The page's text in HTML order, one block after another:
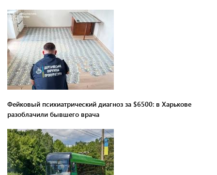
Фейковый психиатрический диагноз за $6500: в Харькове
разоблачили бывшего врача